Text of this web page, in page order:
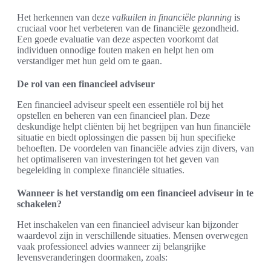
Het herkennen van deze valkuilen in financiële planning is
cruciaal voor het verbeteren van de financiële gezondheid.
Een goede evaluatie van deze aspecten voorkomt dat
individuen onnodige fouten maken en helpt hen om
verstandiger met hun geld om te gaan.
De rol van een financieel adviseur
Een financieel adviseur speelt een essentiële rol bij het
opstellen en beheren van een financieel plan. Deze
deskundige helpt cliënten bij het begrijpen van hun financiële
situatie en biedt oplossingen die passen bij hun specifieke
behoeften. De voordelen van financiële advies zijn divers, van
het optimaliseren van investeringen tot het geven van
begeleiding in complexe financiële situaties.
Wanneer is het verstandig om een financieel adviseur in te
schakelen?
Het inschakelen van een financieel adviseur kan bijzonder
waardevol zijn in verschillende situaties. Mensen overwegen
vaak professioneel advies wanneer zij belangrijke
levensveranderingen doormaken, zoals: